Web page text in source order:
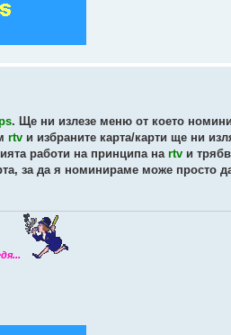
. Ще ни излезе меню от което
rtv и избраните карта/карти ще ни
работи на принципа наrtv и
за да я номинираме може просто